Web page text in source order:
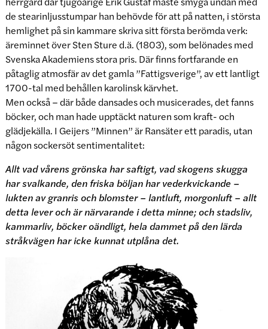
de stearinljusstumpar han behövde för att på natten, i största
hemlighet på sin kammare skriva sitt första berömda verk:
äreminnet över Sten Sture d.ä. (1803), som belönades med
Svenska Akademiens stora pris. Där finns fortfarande en
påtaglig atmosfär av det gamla ”Fattigsverige”, av ett lantligt
1700-tal med behållen karolinsk kärvhet.
Men också – där både dansades och musicerades, det fanns
böcker, och man hade upptäckt naturen som kraft- och
glädjekälla. I Geijers ”Minnen” är Ransäter ett paradis, utan
någon sockersöt sentimentalitet:
Allt vad vårens grönska har saftigt, vad skogens skugga
har svalkande, den friska böljan har vederkvickande –
lukten av granris och blomster – lantluft, morgonluft – allt
detta lever och är närvarande i detta minne; och stadsliv,
kammarliv, böcker oändligt, hela dammet på den lärda
stråkvägen har icke kunnat utplåna det.